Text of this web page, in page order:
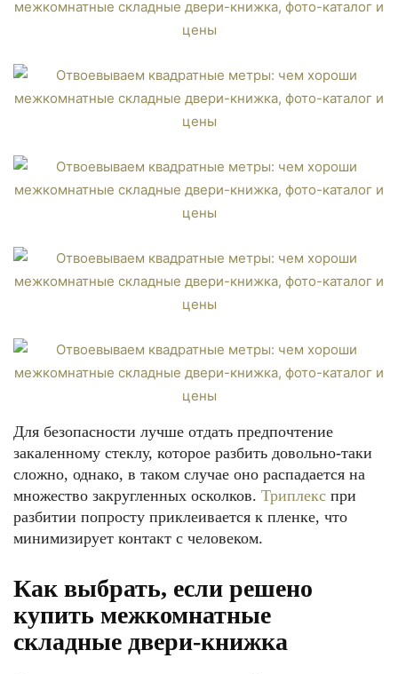
Для безопасности лучше отдать предпочтение
закаленному стеклу, которое разбить довольно-таки
сложно, однако, в таком случае оно распадается на
множество закругленных осколков. Триплекс при
разбитии попросту приклеивается к пленке, что
минимизирует контакт с человеком.
Как выбрать, если решено
купить межкомнатные
складные двери-книжка